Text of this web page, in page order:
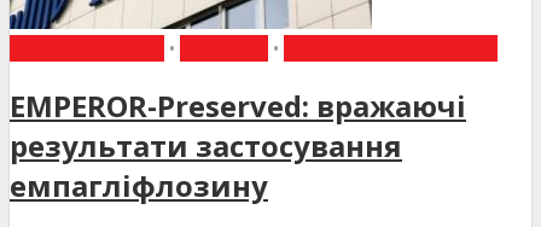
• •
EMPEROR-Preserved: вражаючі
результати застосування
емпагліфлозину